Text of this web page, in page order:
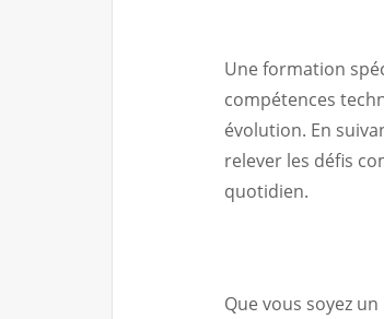
Une formation
compétences
évolution. En
relever les défis
quotidien.
Que vous soyez